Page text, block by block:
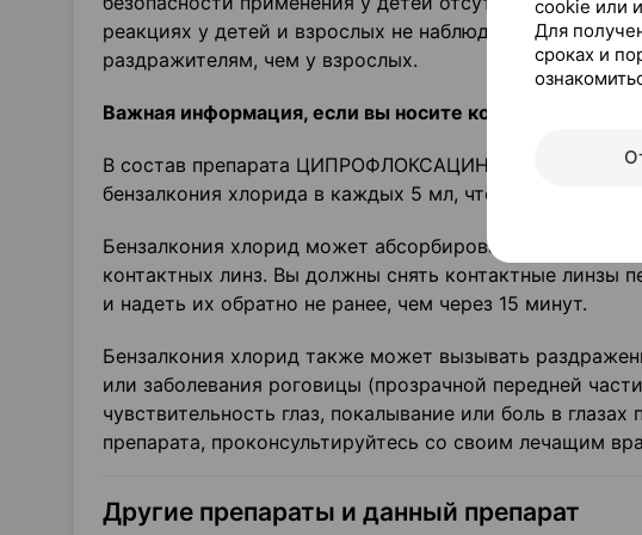
реакциях у детей и взрослых не наблюдалось. Однако,
раздражителям, чем у взрослых.
Важная информация, если вы носите контактные линзы
В состав препарата ЦИПРОФЛОКСАЦИН входит
бензалкония хлорида в каждых 5 мл, что эквивалентно
Бензалкония хлорид может абсорбироваться мягкими
контактных линз. Вы должны снять контактные линзы
и надеть их обратно не ранее, чем через 15 минут.
Бензалкония хлорид также может вызывать
или заболевания роговицы (прозрачной передней
чувствительность глаз, покалывание или боль в
препарата, проконсультируйтесь со своим лечащим
Другие препараты и данный препарат
cookie или
Для
сроках и